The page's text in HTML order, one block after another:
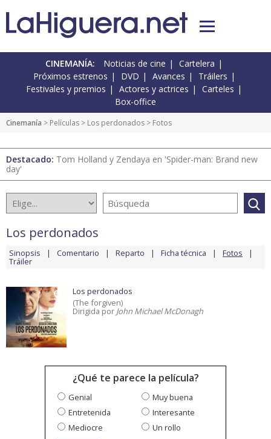
CINEMANÍA: Noticias de cine
Cartelera
Próximos estrenos
DVD Avances
Tráilers
Festivales y premios
Actores y actrices
Carteles
Box-office
Cinemanía > Películas > Los perdonados > Fotos
Destacado: Tom Holland y Zendaya en 'Spider-man: Brand new
day'
Los perdonados
Sinopsis Comentario Reparto Ficha técnica Fotos
Tráiler
Los perdonados
(The forgiven)
Dirigida por John Michael McDonagh
¿Qué te parece la película?
Genial
Muy buena
Entretenida
Interesante
Mediocre
Un rollo